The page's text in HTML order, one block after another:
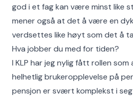
god i et fag kan være minst like
mener også at det å være en
verdsettes like høyt som det å
Hva jobber du med for tiden?
I KLP har jeg nylig fått rollen
helhetlig brukeropplevelse på
pensjon er svært komplekst i seg